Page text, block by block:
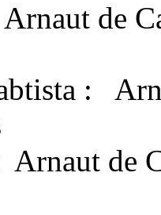
de
:
Arnaut de